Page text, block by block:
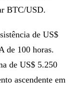
BTC/USD.
de US$
de 100 horas.
de US$ 5.250
ascendente em